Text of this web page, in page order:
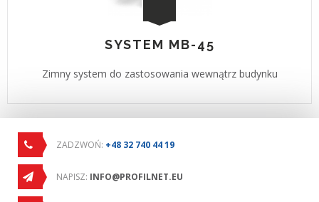
SYSTEM MB-45
Zimny system do zastosowania wewnątrz budynku
ZADZWOŃ: +48 32 740 44 19
NAPISZ: INFO@PROFILNET.EU